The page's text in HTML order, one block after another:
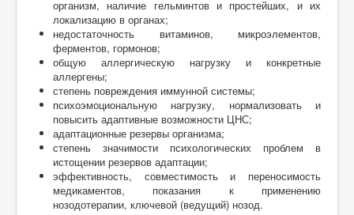
организм, наличие гельминтов и простейших, и их
локализацию в органах;
недостаточность витаминов, микроэлементов,
ферментов, гормонов;
общую аллергическую нагрузку и конкретные
аллергены;
степень повреждения иммунной системы;
психоэмоциональную нагрузку, нормализовать и
повысить адаптивные возможности ЦНС;
адаптационные резервы организма;
степень значимости психологических проблем в
истощении резервов адаптации;
эффективность, совместимость и переносимость
медикаментов, показания к применению
нозодотерапии, ключевой (ведущий) нозод.